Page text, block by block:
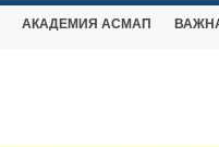
АКАДЕМИЯ АСМАП